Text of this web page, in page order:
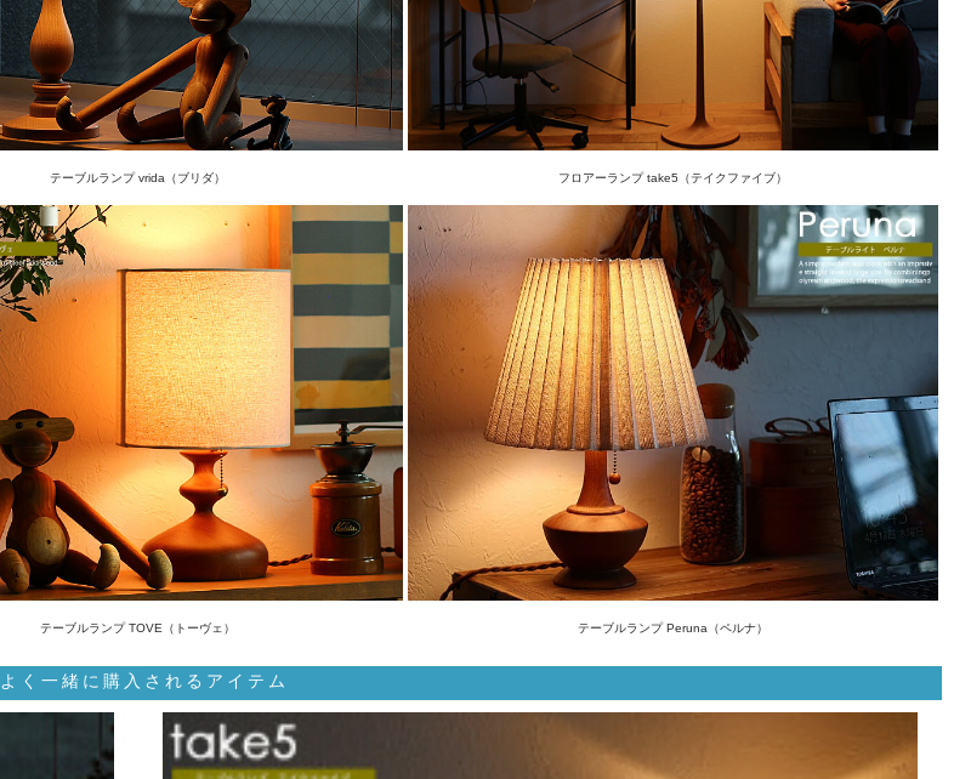
テーブルランプ vrida（ブリダ） フロアーランプ take5（テイクファイブ）
テーブルランプ TOVE（トーヴェ） テーブルランプ Peruna（ペルナ）
よく一緒に購入されるアイテム